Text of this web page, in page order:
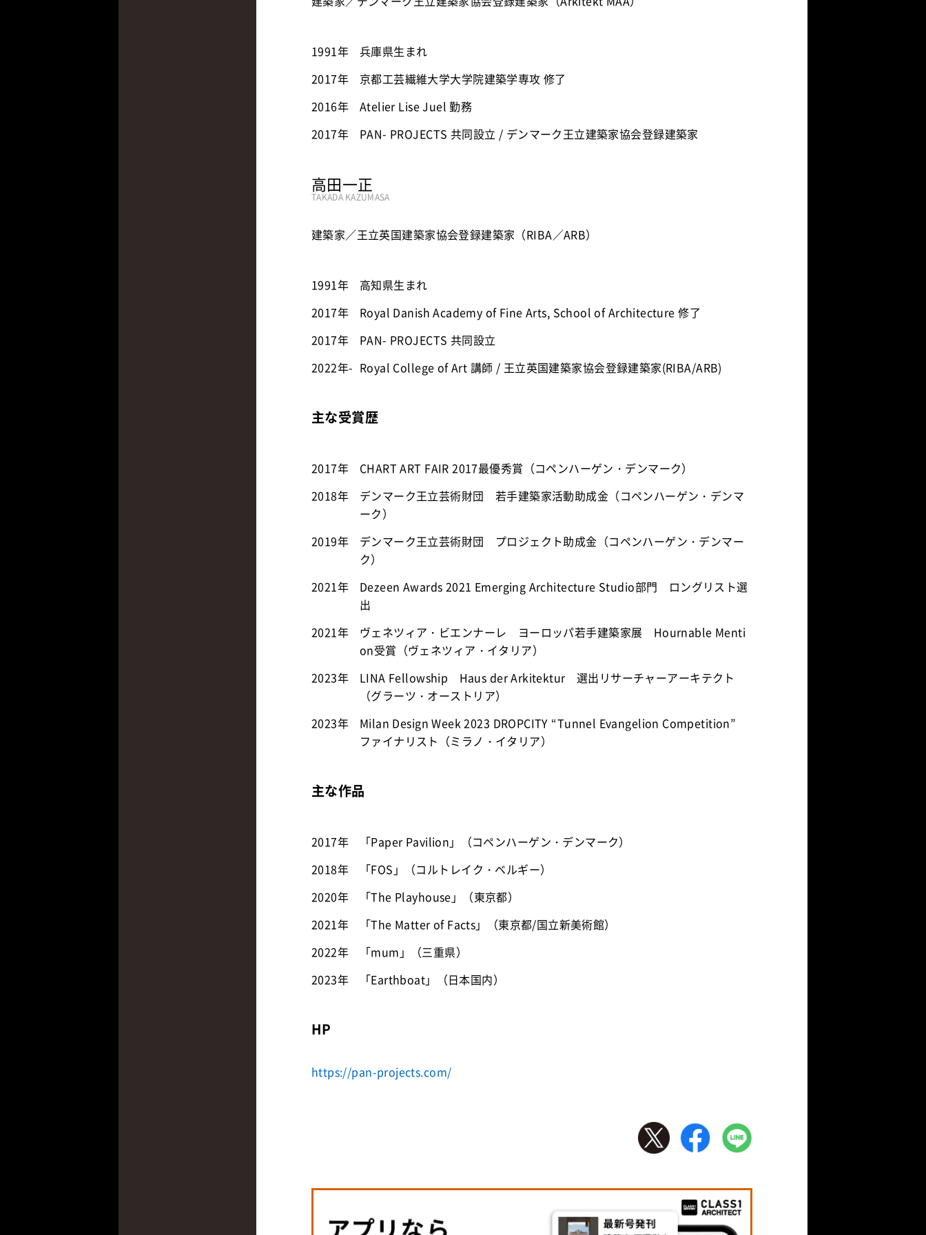
1991年
兵庫県生まれ
2017年
京都工芸繊維大学大学院建築学専攻 修了
2016年
Atelier Lise Juel 勤務
2017年
PAN- PROJECTS 共同設立 / デンマーク王立建築家協会登録建築家
高田一正
TAKADA KAZUMASA
建築家／王立英国建築家協会登録建築家（RIBA／ARB）
1991年
高知県生まれ
2017年
Royal Danish Academy of Fine Arts, School of Architecture 修了
2017年
PAN- PROJECTS 共同設立
2022年- Royal College of Art 講師 / 王立英国建築家協会登録建築家(RIBA/ARB)
主な受賞歴
2017年
CHART ART FAIR 2017最優秀賞（コペンハーゲン・デンマーク）
2018年
デンマーク王立芸術財団 若手建築家活動助成金（コペンハーゲン・デンマ
ーク）
2019年
デンマーク王立芸術財団 プロジェクト助成金（コペンハーゲン・デンマー
ク）
2021年
Dezeen Awards 2021 Emerging Architecture Studio部門 ロングリスト選
出
2021年
ヴェネツィア・ビエンナーレ ヨーロッパ若手建築家展 Hournable Menti
on受賞（ヴェネツィア・イタリア）
2023年
LINA Fellowship Haus der Arkitektur 選出リサーチャーアーキテクト
（グラーツ・オーストリア）
2023年
Milan Design Week 2023 DROPCITY “Tunnel Evangelion Competition”
ファイナリスト（ミラノ・イタリア）
主な作品
2017年
「Paper Pavilion」（コペンハーゲン・デンマーク）
2018年
「FOS」（コルトレイク・ベルギー）
2020年
「The Playhouse」（東京都）
2021年
「The Matter of Facts」（東京都/国立新美術館）
2022年
「mum」（三重県）
2023年
「Earthboat」（日本国内）
HP
https://pan-projects.com/